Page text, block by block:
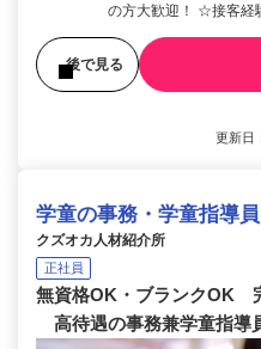
の方大歓迎！ ☆接客経
後で見る
更新日
学童の事務・学童指導員
クズオカ人材紹介所
正社員
無資格OK・ブランクOK
高待遇の事務兼学童指導